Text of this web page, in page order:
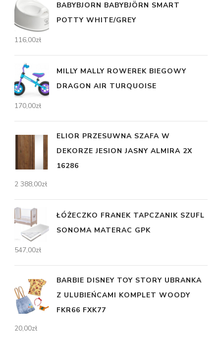
BABYBJORN BABYBJÖRN SMART
POTTY WHITE/GREY
116,00zł
MILLY MALLY ROWEREK BIEGOWY
DRAGON AIR TURQUOISE
170,00zł
ELIOR PRZESUWNA SZAFA W
DEKORZE JESION JASNY ALMIRA 2X
16286
2 388,00zł
ŁÓŻECZKO FRANEK TAPCZANIK SZUFL
SONOMA MATERAC GPK
547,00zł
BARBIE DISNEY TOY STORY UBRANKA
Z ULUBIEŃCAMI KOMPLET WOODY
FKR66 FXK77
20,00zł